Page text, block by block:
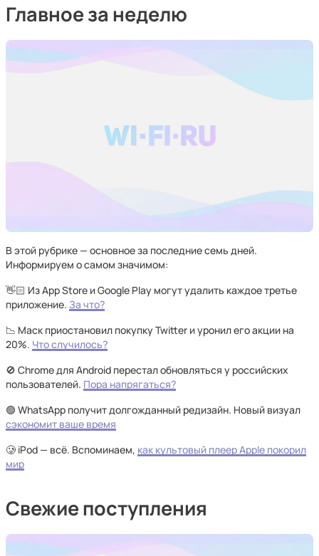
Главное за неделю
В этой рубрике — основное за последние семь дней.
Информируем о самом значимом:
👋🏻 Из App Store и Google Play могут удалить каждое третье
приложение. За что?
📉 Маск приостановил покупку Twitter и уронил его акции на
20%. Что случилось?
🚫 Chrome для Android перестал обновляться у российских
пользователей. Пора напрягаться?
🟢 WhatsApp получит долгожданный редизайн. Новый визуал
сэкономит ваше время
🥲 iPod — всё. Вспоминаем, как культовый плеер Apple покорил
мир
Свежие поступления